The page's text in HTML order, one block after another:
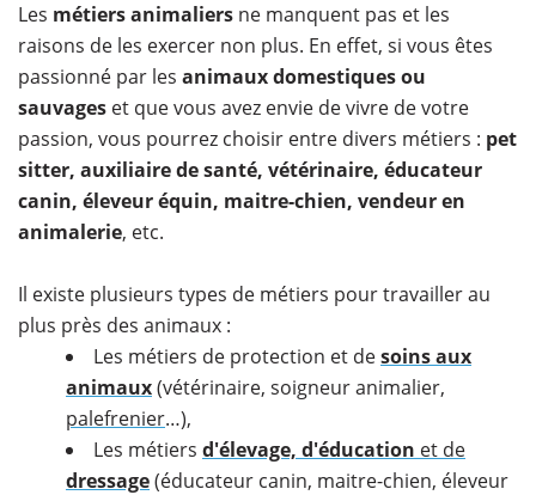
Les métiers animaliers ne manquent pas et les
raisons de les exercer non plus. En effet, si vous êtes
passionné par les animaux domestiques ou
sauvages et que vous avez envie de vivre de votre
passion, vous pourrez choisir entre divers métiers : pet
sitter, auxiliaire de santé, vétérinaire, éducateur
canin, éleveur équin, maitre-chien, vendeur en
animalerie, etc.
Il existe plusieurs types de métiers pour travailler au
plus près des animaux :
Les métiers de protection et desoins aux
animaux(vétérinaire, soigneur animalier,
palefrenier…),
Les métiers d'élevage, d'éducation et de
dressage(éducateur canin, maitre-chien, éleveur